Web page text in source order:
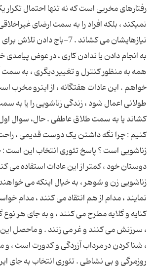
رفتارهای مخربی است که نه تنها احتمال تکرار
نمیکند ، بلکه افراد را به سمت ارضای
نیازهایشان می کشاند . 7-باج
به انجام دادن یا ندادن کاری ، در عوض
همه به منظور کنترل و تغییر دیگری ، به
خواهم . این عادات هفتگانه ، از اینرو مخرب
طولانی اعمال شود ، زندگی زناشویی را یا به
کشاند یا به سمت طلاق عاطفی . حال، سوال اول
کنیم : چرا نگه داشتن یک دوست قدیمی ،
زناشویی است ؟ پاسخ تئوری انتخاب این است :
دوستان خود ، کمتر از این عادات استفاده می
زناشویی زن و شوهر ، به خیال اینکه می
نمایند ، مدام از هم انتقاد می کنند ، مدام
کنایه و گلایه مطرح می کنند ، و به جای هر نوع
، سرزنش می کنند و غر می زنند . و ماحصل
، شنا کردن در مرداب آزردگی و کدورت است ، و
روزمرگی و بی نشاطی . تئوری انتخاب به جای